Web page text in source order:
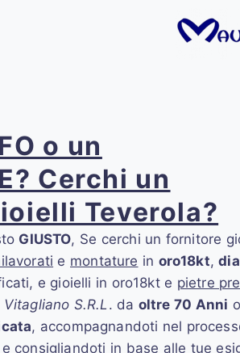
o un
Cerchi un
Teverola?
GIUSTO, Se cerchi un fornitore
e montature in oro18kt,
e gioielli in oro18kt e pietre
S.R.L . da oltre 70 Anni
, accompagnandoti nel
consigliandoti in base alle tue